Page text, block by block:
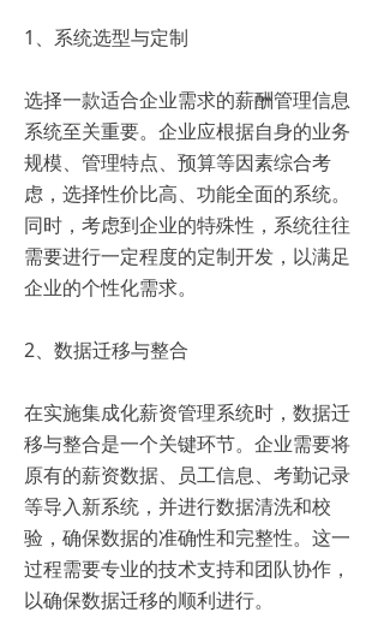
1、系统选型与定制
选择一款适合企业需求的薪酬管理信息
系统至关重要。企业应根据自身的业务
规模、管理特点、预算等因素综合考
虑，选择性价比高、功能全面的系统。
同时，考虑到企业的特殊性，系统往往
需要进行一定程度的定制开发，以满足
企业的个性化需求。
2、数据迁移与整合
在实施集成化薪资管理系统时，数据迁
移与整合是一个关键环节。企业需要将
原有的薪资数据、员工信息、考勤记录
等导入新系统，并进行数据清洗和校
验，确保数据的准确性和完整性。这一
过程需要专业的技术支持和团队协作，
以确保数据迁移的顺利进行。